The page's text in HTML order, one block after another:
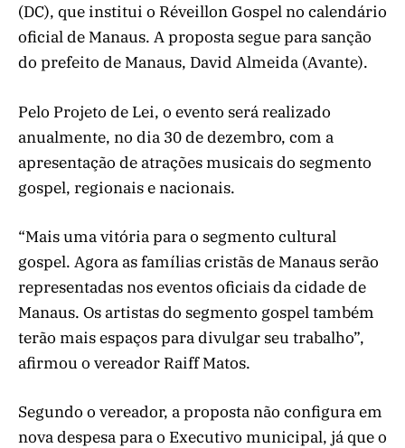
(DC), que institui o Réveillon Gospel no calendário
oficial de Manaus. A proposta segue para sanção
do prefeito de Manaus, David Almeida (Avante).
Pelo Projeto de Lei, o evento será realizado
anualmente, no dia 30 de dezembro, com a
apresentação de atrações musicais do segmento
gospel, regionais e nacionais.
“Mais uma vitória para o segmento cultural
gospel. Agora as famílias cristãs de Manaus serão
representadas nos eventos oficiais da cidade de
Manaus. Os artistas do segmento gospel também
terão mais espaços para divulgar seu trabalho”,
afirmou o vereador Raiff Matos.
Segundo o vereador, a proposta não configura em
nova despesa para o Executivo municipal, já que o